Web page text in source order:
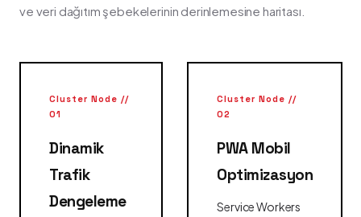
ve veri dağıtım şebekelerinin derinlemesine haritası.
Cluster Node //
01
Dinamik
Trafik
Dengeleme
Cluster Node //
02
PWA Mobil
Optimizasyon
Service Workers